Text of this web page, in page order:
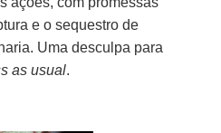
e o sequestro de
Uma desculpa para
as usual.